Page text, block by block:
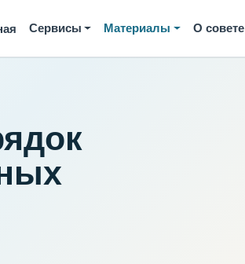
Сервисы Материалы О совете